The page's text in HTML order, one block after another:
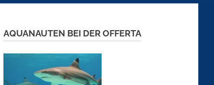
AQUANAUTEN BEI DER OFFERTA